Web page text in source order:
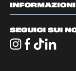
INFORMAZIONI
SEGUICI SUI